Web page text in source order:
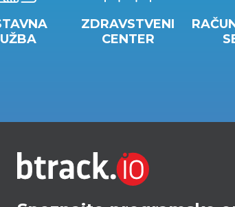
ZDRAVSTVENI
CENTER